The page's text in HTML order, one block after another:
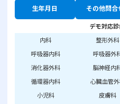
生年月日 その他問合
デモ対応
内科
整形外科
呼吸器内科
呼吸器外
消化器外科
脳神経内
循環器内科
心臓血管
小児科
皮膚科